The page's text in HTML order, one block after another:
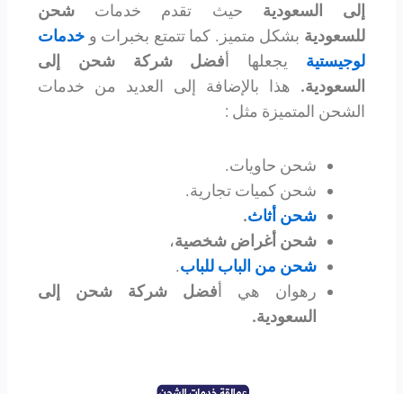
إلى السعودية حيث تقدم خدمات شحن
للسعودية بشكل متميز. كما تتمتع بخبرات و خدمات
لوجيستية يجعلها أفضل شركة شحن إلى
السعودية. هذا بالإضافة إلى العديد من خدمات
الشحن المتميزة مثل :
شحن حاويات.
شحن كميات تجارية.
شحن أثاث.
شحن أغراض شخصية،
شحن من الباب للباب.
رهوان هي أفضل شركة شحن إلى
السعودية.